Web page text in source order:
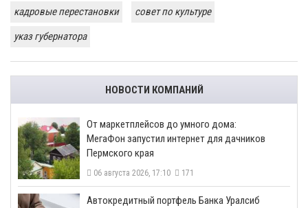
кадровые перестановки
совет по культуре
указ губернатора
НОВОСТИ КОМПАНИЙ
От маркетплейсов до умного дома:
МегаФон запустил интернет для дачников
Пермского края
06 августа 2026, 17:10 171
​Автокредитный портфель Банка Уралсиб